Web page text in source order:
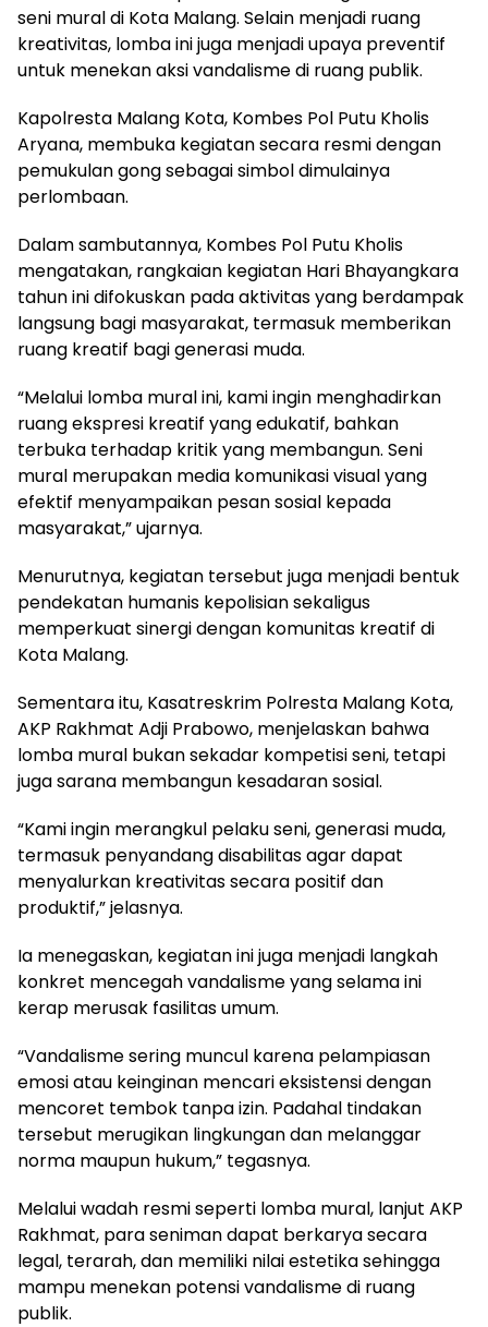
seni mural di Kota Malang. Selain menjadi ruang
kreativitas, lomba ini juga menjadi upaya preventif
untuk menekan aksi vandalisme di ruang publik.
Kapolresta Malang Kota, Kombes Pol Putu Kholis
Aryana, membuka kegiatan secara resmi dengan
pemukulan gong sebagai simbol dimulainya
perlombaan.
Dalam sambutannya, Kombes Pol Putu Kholis
mengatakan, rangkaian kegiatan Hari Bhayangkara
tahun ini difokuskan pada aktivitas yang berdampak
langsung bagi masyarakat, termasuk memberikan
ruang kreatif bagi generasi muda.
“Melalui lomba mural ini, kami ingin menghadirkan
ruang ekspresi kreatif yang edukatif, bahkan
terbuka terhadap kritik yang membangun. Seni
mural merupakan media komunikasi visual yang
efektif menyampaikan pesan sosial kepada
masyarakat,” ujarnya.
Menurutnya, kegiatan tersebut juga menjadi bentuk
pendekatan humanis kepolisian sekaligus
memperkuat sinergi dengan komunitas kreatif di
Kota Malang.
Sementara itu, Kasatreskrim Polresta Malang Kota,
AKP Rakhmat Adji Prabowo, menjelaskan bahwa
lomba mural bukan sekadar kompetisi seni, tetapi
juga sarana membangun kesadaran sosial.
“Kami ingin merangkul pelaku seni, generasi muda,
termasuk penyandang disabilitas agar dapat
menyalurkan kreativitas secara positif dan
produktif,” jelasnya.
Ia menegaskan, kegiatan ini juga menjadi langkah
konkret mencegah vandalisme yang selama ini
kerap merusak fasilitas umum.
“Vandalisme sering muncul karena pelampiasan
emosi atau keinginan mencari eksistensi dengan
mencoret tembok tanpa izin. Padahal tindakan
tersebut merugikan lingkungan dan melanggar
norma maupun hukum,” tegasnya.
Melalui wadah resmi seperti lomba mural, lanjut AKP
Rakhmat, para seniman dapat berkarya secara
legal, terarah, dan memiliki nilai estetika sehingga
mampu menekan potensi vandalisme di ruang
publik.